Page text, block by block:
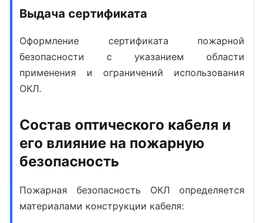
Выдача сертификата
Оформление сертификата пожарной
безопасности с указанием области
применения и ограничений использования
ОКЛ.
Состав оптического кабеля и
его влияние на пожарную
безопасность
Пожарная безопасность ОКЛ определяется
материалами конструкции кабеля: